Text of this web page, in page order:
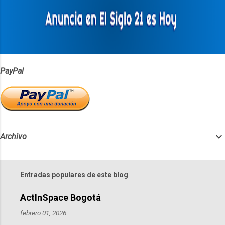
PayPal
Archivo
Entradas populares de este blog
ActInSpace Bogotá
febrero 01, 2026